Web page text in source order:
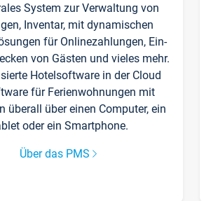
System zur Verwaltung von
Inventar, mit dynamischen
für Onlinezahlungen, Ein-
von Gästen und vieles mehr.
Hotelsoftware in der Cloud
für Ferienwohnungen mit
überall über einen Computer, ein
oder ein Smartphone.
Über das PMS